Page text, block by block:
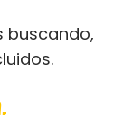
buscando,